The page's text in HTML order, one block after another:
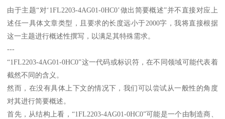
由于主题“对‘1FL2203-4AG01-0HC0’做出简要概述”并不直接对应上
述任一具体文章类型，且要求的长度远小于2000字，我将直接根据
这一主题进行概述性撰写，以满足其特殊需求。
---
“1FL2203-4AG01-0HC0”这一代码或标识符，在不同领域可能代表着
截然不同的含义。
然而，在没有具体上下文的情况下，我们可以尝试从一般性的角度
对其进行简要概述。
首先，从结构上看，“1FL2203-4AG01-0HC0”可能是一个由制造商、